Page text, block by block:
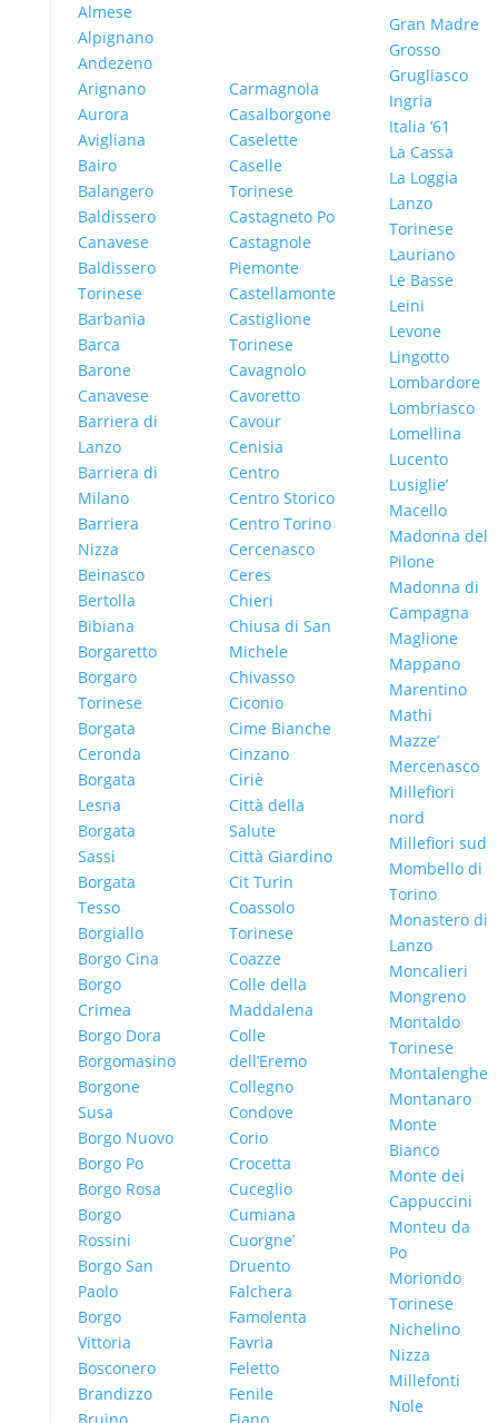
Almese
Alpignano
Andezeno
Arignano
Aurora
Avigliana
Bairo
Balangero
Baldissero
Canavese
Baldissero
Torinese
Barbania
Barca
Barone
Canavese
Barriera di
Lanzo
Barriera di
Milano
Barriera
Nizza
Beinasco
Bertolla
Bibiana
Borgaretto
Borgaro
Torinese
Borgata
Ceronda
Borgata
Lesna
Borgata
Sassi
Borgata
Tesso
Borgiallo
Borgo Cina
Borgo
Crimea
Borgo Dora
Borgomasino
Borgone
Susa
Borgo Nuovo
Borgo Po
Borgo Rosa
Borgo
Rossini
Borgo San
Paolo
Borgo
Vittoria
Bosconero
Brandizzo
Carmagnola
Casalborgone
Caselette
Caselle
Torinese
Castagneto Po
Castagnole
Piemonte
Castellamonte
Castiglione
Torinese
Cavagnolo
Cavoretto
Cavour
Cenisia
Centro
Centro Storico
Centro Torino
Cercenasco
Ceres
Chieri
Chiusa di San
Michele
Chivasso
Ciconio
Cime Bianche
Cinzano
Ciriè
Città della
Salute
Città Giardino
Cit Turin
Coassolo
Torinese
Coazze
Colle della
Maddalena
Colle
dell’Eremo
Collegno
Condove
Corio
Crocetta
Cuceglio
Cumiana
Cuorgne’
Druento
Falchera
Famolenta
Favria
Feletto
Fenile
Gran Madre
Grosso
Grugliasco
Ingria
Italia ’61
La Cassa
La Loggia
Lanzo
Torinese
Lauriano
Le Basse
Leini
Levone
Lingotto
Lombardore
Lombriasco
Lomellina
Lucento
Lusiglie’
Macello
Madonna del
Pilone
Madonna di
Campagna
Maglione
Mappano
Marentino
Mathi
Mazze’
Mercenasco
Millefiori
nord
Millefiori sud
Mombello di
Torino
Monastero di
Lanzo
Moncalieri
Mongreno
Montaldo
Torinese
Montalenghe
Montanaro
Monte
Bianco
Monte dei
Cappuccini
Monteu da
Po
Moriondo
Torinese
Nichelino
Nizza
Millefonti
Nole